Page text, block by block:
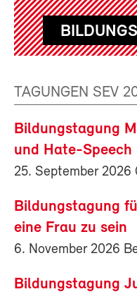
TAGUNGEN SEV
Bildungstagung
und Hate-Speech
25. September 2026
Bildungstagung
eine Frau zu sein
6. November 2026
Bildungstagung